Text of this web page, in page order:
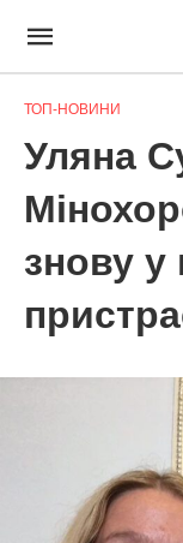
ТОП-НОВИНИ
Уляна
знову у